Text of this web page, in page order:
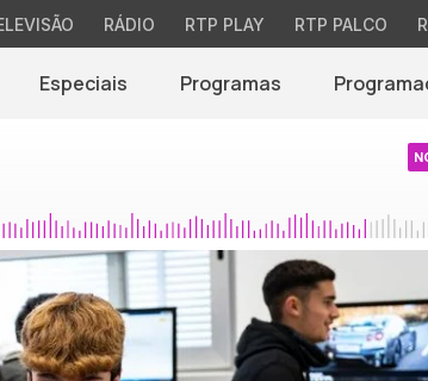
RÁDIO RTP PLAY RTP PALCO
Especiais Programas